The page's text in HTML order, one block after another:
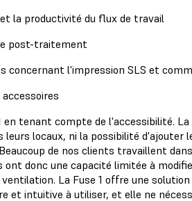
la productivité du flux de travail
post-traitement
concernant l'impression SLS et
en tenant compte de l'accessibilité.
leurs locaux, ni la possibilité d'ajouter
de nos clients travaillent
donc une capacité limitée à
La Fuse 1 offre une
et intuitive à utiliser, et elle ne